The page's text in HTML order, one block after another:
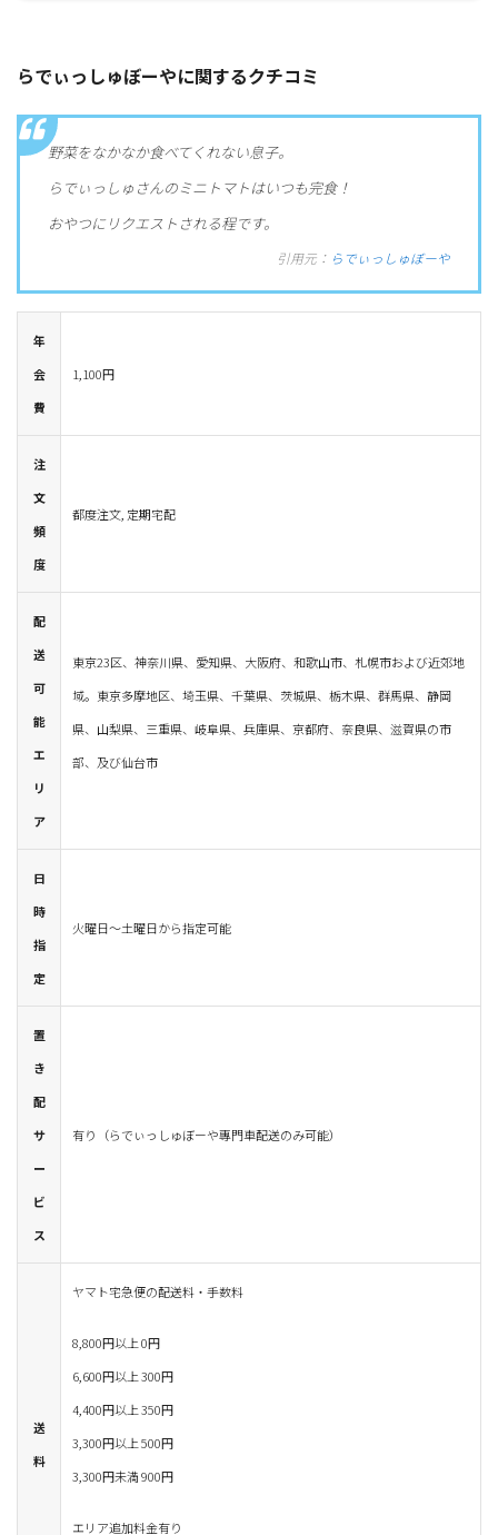
らでぃっしゅぼーやに関するクチコミ
野菜をなかなか食べてくれない息子。
らでぃっしゅさんのミニトマトはいつも完食！
おやつにリクエストされる程です。
引用元： らでぃっしゅぼーや
年
会
費
1,100円
注
文
頻
度
都度注文, 定期宅配
配
送
可
能
エ
リ
ア
東京23区、神奈川県、愛知県、大阪府、和歌山市、札幌市および近郊地
域。東京多摩地区、埼玉県、千葉県、茨城県、栃木県、群馬県、静岡
県、山梨県、三重県、岐阜県、兵庫県、京都府、奈良県、滋賀県の市
部、及び仙台市
日
時
指
定
火曜日～土曜日から指定可能
置
き
配
サ
ー
ビ
ス
有り（らでぃっしゅぼーや專門車配送のみ可能）
送
料
ヤマト宅急便の配送料・手数料
8,800円以上 0円
6,600円以上 300円
4,400円以上 350円
3,300円以上 500円
3,300円未満 900円
エリア追加料金有り